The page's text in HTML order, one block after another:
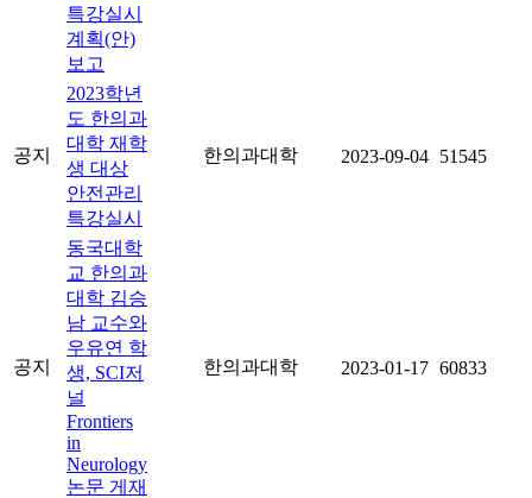
특강실시
계획(안)
보고
공지
2023학년
도 한의과
대학 재학
생 대상
안전관리
특강실시
한의과대학 2023-09-04 51545
공지
동국대학
교 한의과
대학 김승
남 교수와
우유연 학
생, SCI저
널
Frontiers
in
Neurology
논문 게재
한의과대학 2023-01-17 60833